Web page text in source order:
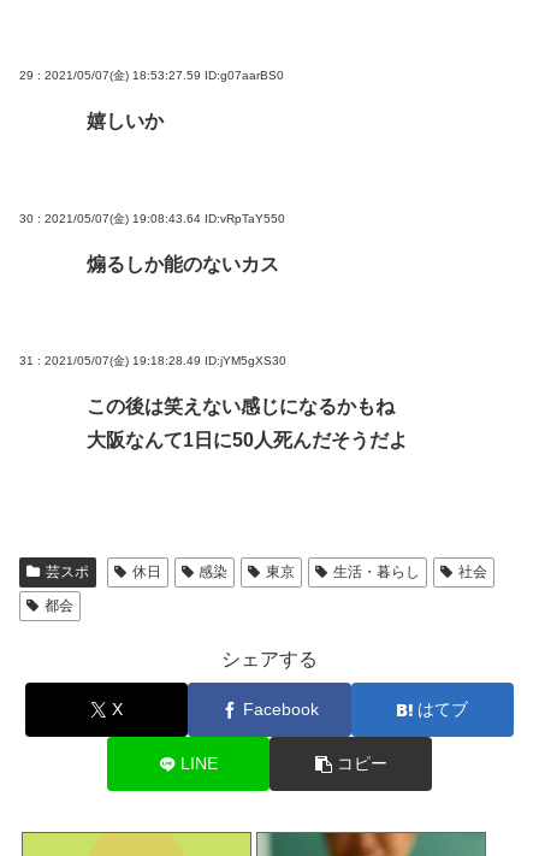
29 : 2021/05/07(金) 18:53:27.59 ID:g07aarBS0
嬉しいか
30 : 2021/05/07(金) 19:08:43.64 ID:vRpTaY550
煽るしか能のないカス
31 : 2021/05/07(金) 19:18:28.49 ID:jYM5gXS30
この後は笑えない感じになるかもね
大阪なんて1日に50人死んだそうだよ
芸スポ 休日 感染 東京 生活・暮らし
社会
都会
シェアする
X Facebook はてブ
LINE コピー